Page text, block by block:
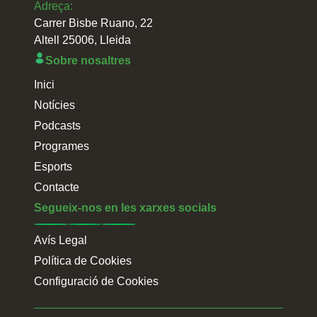
Adreça:
Carrer Bisbe Ruano, 22
Altell 25006, Lleida
Sobre nosaltres
Inici
Notícies
Podcasts
Programes
Esports
Contacte
Segueix-nos en les xarxes socials
Avís Legal
Política de Cookies
Configuració de Cookies